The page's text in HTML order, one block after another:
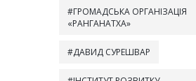
ГРОМАДСЬКА ОРГАНІЗАЦІЯ
«РАНГАНАТХА»
ДАВИД СУРЕШВАР